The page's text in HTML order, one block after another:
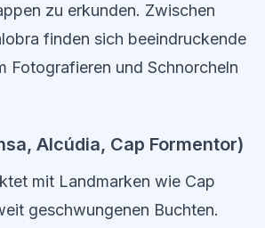
zu erkunden. Zwischen
finden sich beeindruckende
Fotografieren und Schnorcheln
Alcúdia, Cap Formentor)
mit Landmarken wie Cap
geschwungenen Buchten.